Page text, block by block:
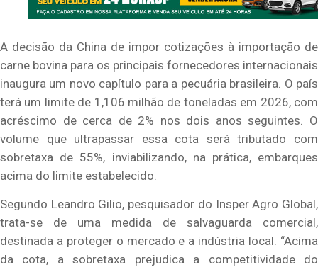
A decisão da China de impor cotizações à importação de
carne bovina para os principais fornecedores internacionais
inaugura um novo capítulo para a pecuária brasileira. O país
terá um limite de 1,106 milhão de toneladas em 2026, com
acréscimo de cerca de 2% nos dois anos seguintes. O
volume que ultrapassar essa cota será tributado com
sobretaxa de 55%, inviabilizando, na prática, embarques
acima do limite estabelecido.
Segundo Leandro Gilio, pesquisador do Insper Agro Global,
trata-se de uma medida de salvaguarda comercial,
destinada a proteger o mercado e a indústria local. “Acima
da cota, a sobretaxa prejudica a competitividade do